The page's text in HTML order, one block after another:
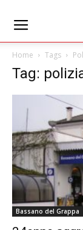
Home Tags
Tag:
Bassano del Grappa